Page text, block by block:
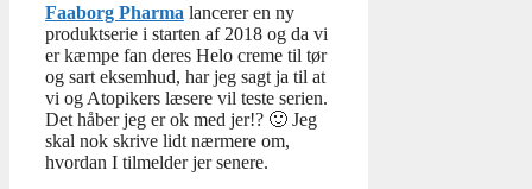
Faaborg Pharma lancerer en ny
produktserie i starten af 2018 og da vi
er kæmpe fan deres Helo creme til tør
og sart eksemhud, har jeg sagt ja til at
vi og Atopikers læsere vil teste serien.
Det håber jeg er ok med jer!? 🙂 Jeg
skal nok skrive lidt nærmere om,
hvordan I tilmelder jer senere.